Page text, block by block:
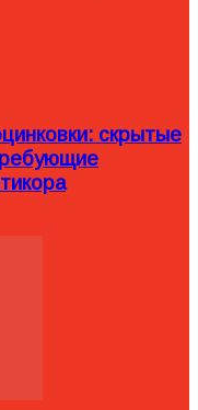
скрытые